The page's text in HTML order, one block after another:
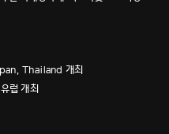
Thailand 개최
럽 개최